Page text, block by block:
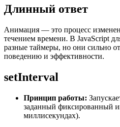
Длинный ответ
Анимация — это процесс
течением времени. В JavaScript
разные таймеры, но они сильно
поведению и эффективности.
setInterval
Принцип работы:
заданный фиксированный
миллисекундах).